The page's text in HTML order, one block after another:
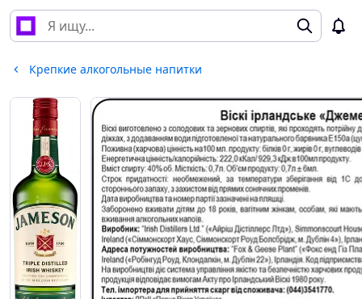
Крепкие алкогольные напитки